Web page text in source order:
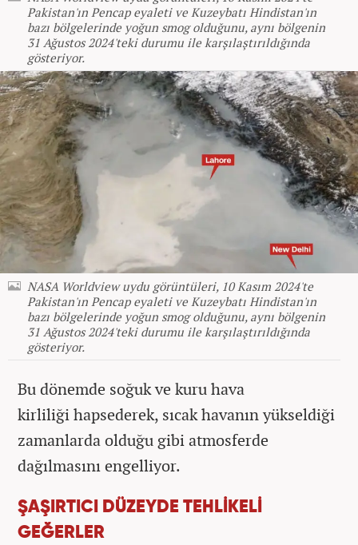
Pakistan'ın Pencap eyaleti ve Kuzeybatı Hindistan'ın
bazı bölgelerinde yoğun smog olduğunu, aynı bölgenin
31 Ağustos 2024'teki durumu ile karşılaştırıldığında
gösteriyor.
NASA Worldview uydu görüntüleri, 10 Kasım 2024'te
Pakistan'ın Pencap eyaleti ve Kuzeybatı Hindistan'ın
bazı bölgelerinde yoğun smog olduğunu, aynı bölgenin
31 Ağustos 2024'teki durumu ile karşılaştırıldığında
gösteriyor.
Bu dönemde soğuk ve kuru hava
kirliliği hapsederek, sıcak havanın yükseldiği
zamanlarda olduğu gibi atmosferde
dağılmasını engelliyor.
ŞAŞIRTICI DÜZEYDE TEHLİKELİ
GEĞERLER